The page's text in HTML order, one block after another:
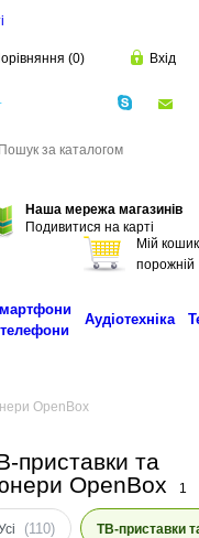
(0) Вхід
Наша мережа магазинів
Подивитися на карті
Мій кошик
порожній
телефони
Аудіотехніка
OpenBox
приставки та
OpenBox
1
(110) ТВ-приставки